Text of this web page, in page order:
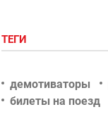
ТЕГИ
демотиваторы
билеты на поезд